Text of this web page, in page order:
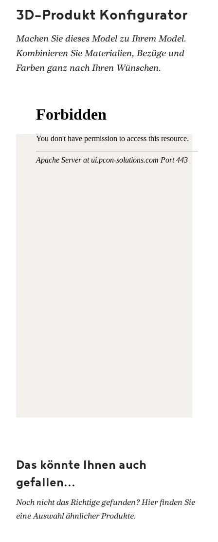
3D-Produkt Konfigurator
Machen Sie dieses Model zu Ihrem Model.
Kombinieren Sie Materialien, Bezüge und
Farben ganz nach Ihren Wünschen.
Das könnte Ihnen auch
gefallen...
Noch nicht das Richtige gefunden? Hier finden Sie
eine Auswahl ähnlicher Produkte.